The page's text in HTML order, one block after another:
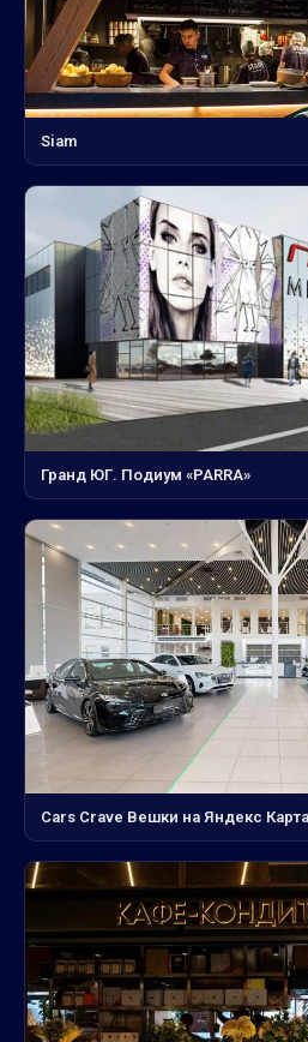
Siam
Гранд ЮГ. Подиум «PARRA»
Cars Crave Вешки на Яндекс